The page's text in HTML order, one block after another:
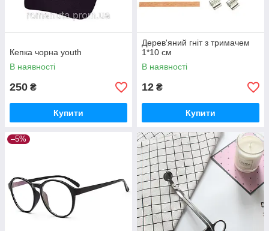
Кепка чорна youth
В наявності
250 ₴
Купити
Дерев'яний гніт з тримачем
1*10 см
В наявності
12 ₴
Купити
–5%